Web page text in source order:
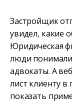
Застройщик
увидел, какие
Юридическая
люди
адвокаты. А
лист клиенту
показать